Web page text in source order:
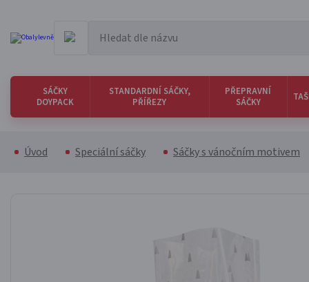
SÁČKY
DOYPACK
STANDARDNÍ SÁČKY,
PŘÍŘEZY
PŘEPRAVNÍ
SÁČKY
Úvod Speciální sáčky Sáčky s vánočním motivem